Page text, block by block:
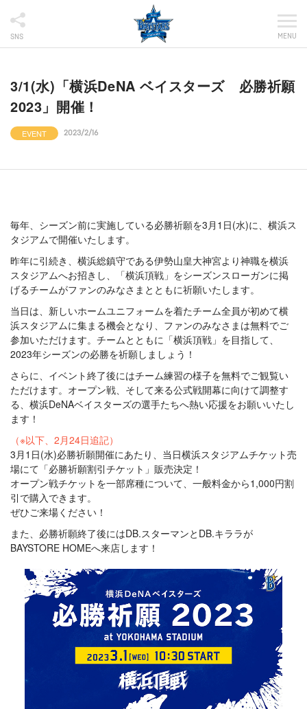
SNS MENU
3/1(水)「横浜DeNA ベイスターズ 必勝祈願
2023」開催！
EVENT 2023/2/16
毎年、シーズン前に実施している必勝祈願を3月1日(水)に、横浜ス
タジアムで開催いたします。
昨年に引続き、横浜総鎮守である伊勢山皇大神宮より神職を横浜
スタジアムへお招きし、「横浜頂戦」をシーズンスローガンに掲
げるチームがファンのみなさまとともに祈願いたします。
当日は、新しいホームユニフォームを着たチーム全員が初めて横
浜スタジアムに集まる機会となり、ファンのみなさまは無料でご
参加いただけます。チームとともに「横浜頂戦」を目指して、
2023年シーズンの必勝を祈願しましょう！
さらに、イベント終了後にはチーム練習の様子を無料でご観覧い
ただけます。オープン戦、そして来る公式戦開幕に向けて調整す
る、横浜DeNAベイスターズの選手たちへ熱い応援をお願いいたし
ます！
（※以下、2月24日追記）
3月1日(水)必勝祈願開催にあたり、当日横浜スタジアムチケット売
場にて「必勝祈願割引チケット」販売決定！
オープン戦チケットを一部席種について、一般料金から1,000円割
引で購入できます。
ぜひご来場ください！
また、必勝祈願終了後にはDB.スターマンとDB.キララが
BAYSTORE HOMEへ来店します！